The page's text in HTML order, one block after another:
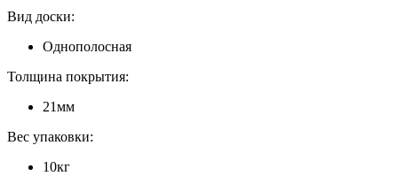
Вид доски:
Однополосная
Толщина покрытия:
21мм
Вес упаковки:
10кг